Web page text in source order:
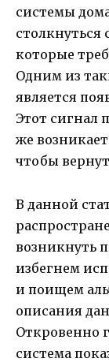
системы
которые
Одним из
является
Этот сигнал
же
чтобы
В данной
возникнуть
избегнем
и поищем
описания
Откровенно
система